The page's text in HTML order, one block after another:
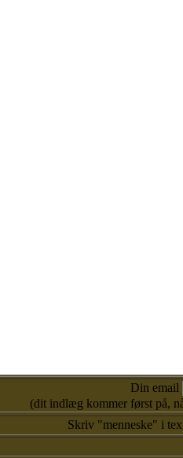
Din email
(dit indlæg kommer først på,
Skriv "menneske" i